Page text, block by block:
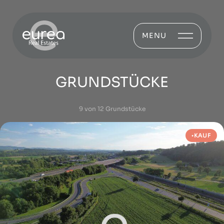
MENU
GRUNDSTÜCKE
9 von 12 Grundstücke
KAUF